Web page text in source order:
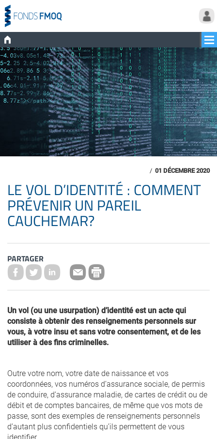
/ 01 DÉCEMBRE 2020
LE VOL D’IDENTITÉ : COMMENT
PRÉVENIR UN PAREIL
CAUCHEMAR?
PARTAGER
Un vol (ou une usurpation) d’identité est un acte qui
consiste à obtenir des renseignements personnels sur
vous, à votre insu et sans votre consentement, et de les
utiliser à des fins criminelles.
Outre votre nom, votre date de naissance et vos
coordonnées, vos numéros d’assurance sociale, de permis
de conduire, d’assurance maladie, de cartes de crédit ou de
débit et de comptes bancaires, de même que vos mots de
passe, sont des exemples de renseignements personnels
d’autant plus confidentiels qu’ils permettent de vous
identifier.